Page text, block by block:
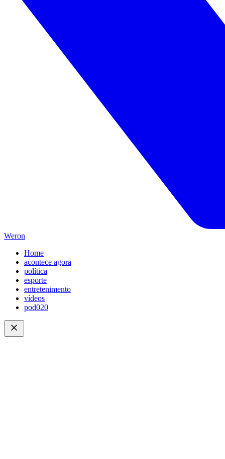
Weron
Home
acontece agora
política
esporte
entretenimento
vídeos
pod020